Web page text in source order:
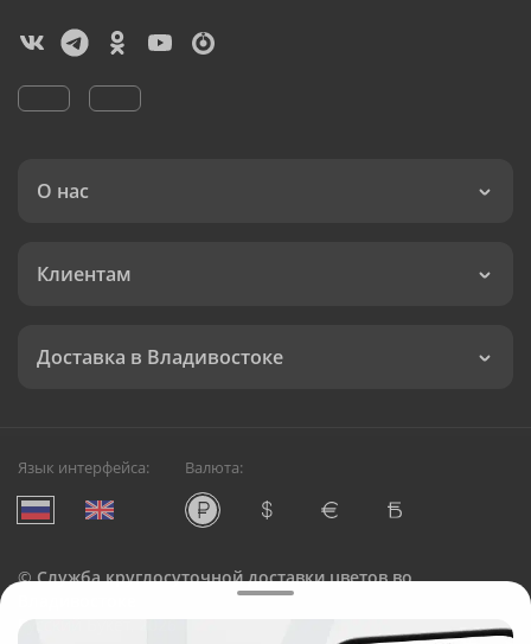
О нас
Клиентам
Доставка в Владивостоке
Язык интерфейса: Валюта:
©Служба круглосуточной доставки цветов во
Русский Букет, 2026